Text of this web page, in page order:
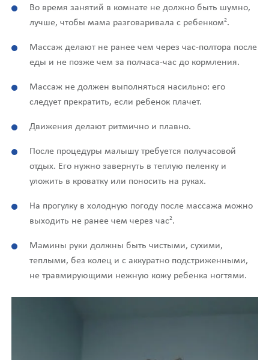
Во время занятий в комнате не должно быть шумно,
лучше, чтобы мама разговаривала с ребенком2.
Массаж делают не ранее чем через час-полтора после
еды и не позже чем за полчаса-час до кормления.
Массаж не должен выполняться насильно: его
следует прекратить, если ребенок плачет.
Движения делают ритмично и плавно.
После процедуры малышу требуется получасовой
отдых. Его нужно завернуть в теплую пеленку и
уложить в кроватку или поносить на руках.
На прогулку в холодную погоду после массажа можно
выходить не ранее чем через час2.
Мамины руки должны быть чистыми, сухими,
теплыми, без колец и с аккуратно подстриженными,
не травмирующими нежную кожу ребенка ногтями.